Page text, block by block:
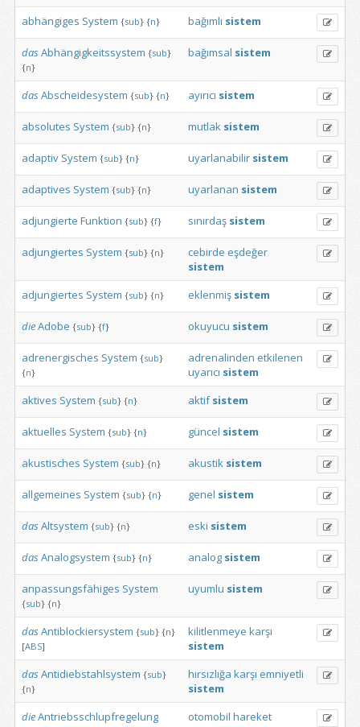
abhängiges System {sub} {n} bağımlı sistem
dasAbhängigkeitssystem {sub}
{n}
bağımsal sistem
dasAbscheidesystem {sub} {n} ayırıcı sistem
absolutes System {sub} {n} mutlak sistem
adaptiv System {sub} {n} uyarlanabilir sistem
adaptives System {sub} {n} uyarlanan sistem
adjungierte Funktion {sub} {f} sınırdaş sistem
adjungiertes System {sub} {n} cebirde eşdeğer
sistem
adjungiertes System {sub} {n} eklenmiş sistem
dieAdobe {sub} {f} okuyucu sistem
adrenergisches System {sub}
{n}
adrenalinden etkilenen
uyarıcı sistem
aktives System {sub} {n} aktif sistem
aktuelles System {sub} {n} güncel sistem
akustisches System {sub} {n} akustik sistem
allgemeines System {sub} {n} genel sistem
dasAltsystem {sub} {n} eski sistem
dasAnalogsystem {sub} {n} analog sistem
anpassungsfähiges System
{sub} {n}
uyumlu sistem
dasAntiblockiersystem {sub} {n}
[ABS]
kilitlenmeye karşı
sistem
dasAntidiebstahlsystem {sub}
{n}
hırsızlığa karşı emniyetli
sistem
dieAntriebsschlupfregelung otomobil hareket